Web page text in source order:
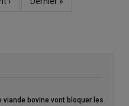
viande bovine vont bloquer les